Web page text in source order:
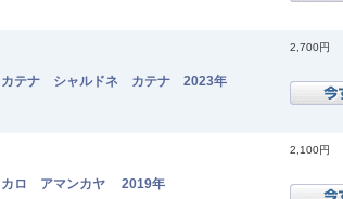
カテナ シャルドネ カテナ 2023年
2,700円
カロ アマンカヤ 2019年
2,100円